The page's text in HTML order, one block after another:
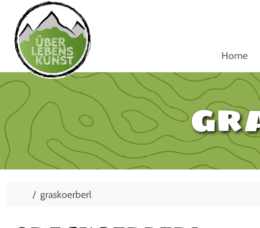
Home
Startgraskoerberl